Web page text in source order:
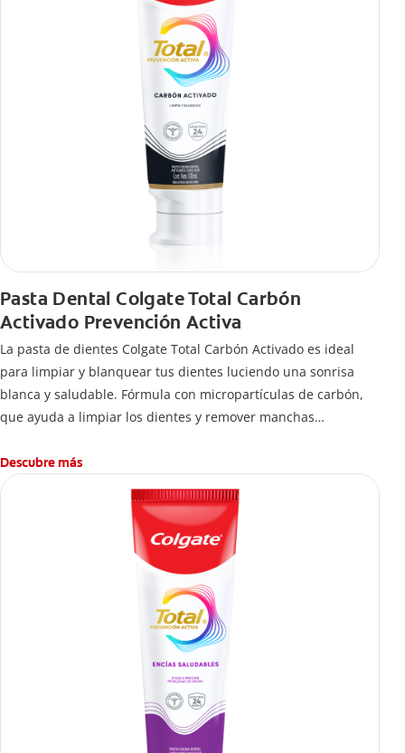
Pasta Dental Colgate Total Carbón
Activado Prevención Activa
La pasta de dientes Colgate Total Carbón Activado es ideal
para limpiar y blanquear tus dientes luciendo una sonrisa
blanca y saludable. Fórmula con micropartículas de carbón,
que ayuda a limpiar los dientes y remover manchas
¿Qué hace el carbón activado en una pasta dental y por qué
se usa para ayudar a remover manchas superficiales?
También encontrarás cómo incluirla en tu rutina, en casa o de
viaje, con tips de cepillado para una sonrisa sana.
Descubre más